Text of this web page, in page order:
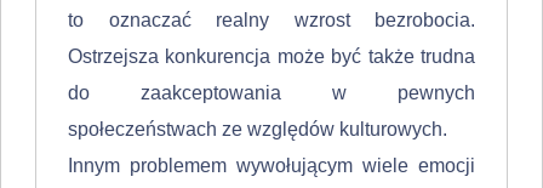
to oznaczać realny wzrost bezrobocia.
Ostrzejsza konkuren­cja może być także trudna
do zaakceptowania w pewnych
społeczeństwach ze względów kulturowych.
Innym problemem wywołującym wiele emocji